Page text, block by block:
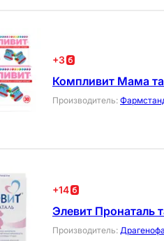
+3
Компливит Мама
Производитель:
+14
Элевит Пронаталь
Производитель: